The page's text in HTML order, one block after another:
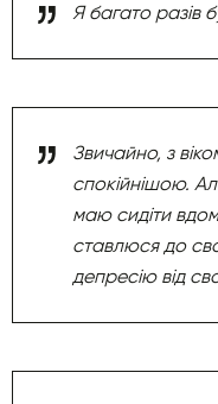
Я багато разів
Звичайно, з
спокійнішою.
маю сидіти
ставлюся до
депресію від